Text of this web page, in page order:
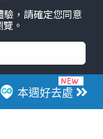
本週好去處
角好去處 社會
熱話
#限時搶
#著數 #網絡熱話
，請確定您同意
。